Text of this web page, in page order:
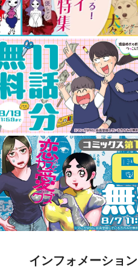
インフォメーション